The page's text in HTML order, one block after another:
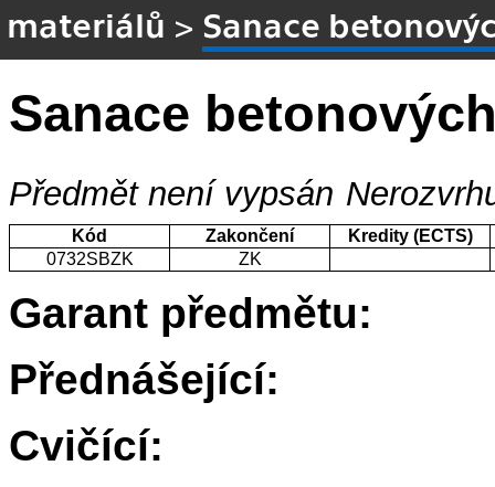
materiálů > Sanace
Sanace
Předmět není vypsán
Kód Zakončení
Kredity (ECTS)
0732SBZK
ZK
Garant předmětu:
Přednášející:
Cvičící: